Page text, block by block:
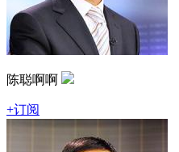
陈聪啊啊
+订阅